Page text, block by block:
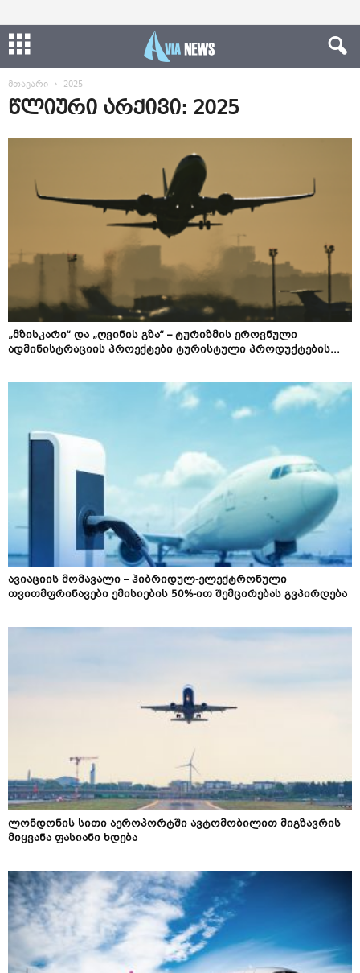
მთავარი 2025
წლიური არქივი: 2025
„მზისკარი“ და „ღვინის გზა“ – ტურიზმის ეროვნული
ადმინისტრაციის პროექტები ტურისტული პროდუქტების...
ავიაციის მომავალი – ჰიბრიდულ-ელექტრონული
თვითმფრინავები ემისიების 50%-ით შემცირებას გვპირდება
ლონდონის სითი აეროპორტში ავტომობილით მიგზავრის
მიყვანა ფასიანი ხდება